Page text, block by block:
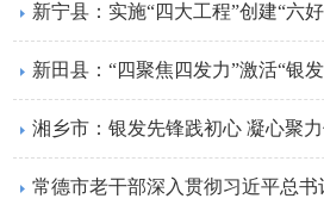
新宁县：实施“四大工程”创建“六
新田县：“四聚焦四发力”激活“银
湘乡市：银发先锋践初心 凝心聚
常德市老干部深入贯彻习近平总